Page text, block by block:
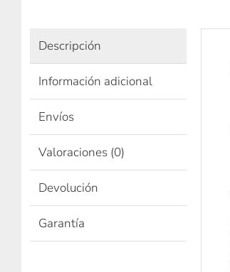
Descripción
Información adicional
Envíos
Valoraciones (0)
Devolución
Garantía